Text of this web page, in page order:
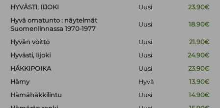
HYVÄSTI, IIJOKI Uusi
23.90€
Hyvä omatunto : näytelmät
Suomenlinnassa 1970-1977
Uusi 18.90€
Hyvän voitto Uusi
21.90€
Hyvästi, Iijoki
Uusi
24.90€
HÄKKIPOIKA
Uusi
23.90€
Hämy
Hyvä
13.90€
Hämähäkkilintu
Uusi
14.90€